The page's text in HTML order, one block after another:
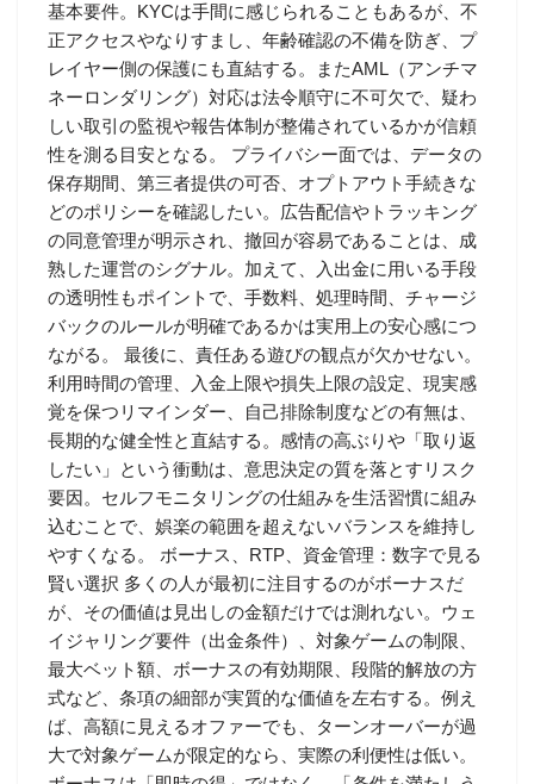
基本要件。KYCは手間に感じられることもあるが、不
正アクセスやなりすまし、年齢確認の不備を防ぎ、プ
レイヤー側の保護にも直結する。またAML（アンチマ
ネーロンダリング）対応は法令順守に不可欠で、疑わ
しい取引の監視や報告体制が整備されているかが信頼
性を測る目安となる。 プライバシー面では、データの
保存期間、第三者提供の可否、オプトアウト手続きな
どのポリシーを確認したい。広告配信やトラッキング
の同意管理が明示され、撤回が容易であることは、成
熟した運営のシグナル。加えて、入出金に用いる手段
の透明性もポイントで、手数料、処理時間、チャージ
バックのルールが明確であるかは実用上の安心感につ
ながる。 最後に、責任ある遊びの観点が欠かせない。
利用時間の管理、入金上限や損失上限の設定、現実感
覚を保つリマインダー、自己排除制度などの有無は、
長期的な健全性と直結する。感情の高ぶりや「取り返
したい」という衝動は、意思決定の質を落とすリスク
要因。セルフモニタリングの仕組みを生活習慣に組み
込むことで、娯楽の範囲を超えないバランスを維持し
やすくなる。 ボーナス、RTP、資金管理：数字で見る
賢い選択 多くの人が最初に注目するのがボーナスだ
が、その価値は見出しの金額だけでは測れない。ウェ
イジャリング要件（出金条件）、対象ゲームの制限、
最大ベット額、ボーナスの有効期限、段階的解放の方
式など、条項の細部が実質的な価値を左右する。例え
ば、高額に見えるオファーでも、ターンオーバーが過
大で対象ゲームが限定的なら、実際の利便性は低い。